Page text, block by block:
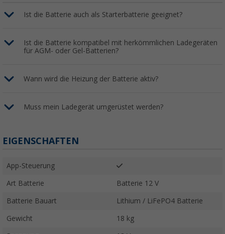
Ist die Batterie auch als Starterbatterie geeignet?
Ist die Batterie kompatibel mit herkömmlichen Ladegeräten
für AGM- oder Gel-Batterien?
Wann wird die Heizung der Batterie aktiv?
Muss mein Ladegerät umgerüstet werden?
EIGENSCHAFTEN
App-Steuerung
Art Batterie Batterie 12 V
Batterie Bauart Lithium / LiFePO4 Batterie
Gewicht 18 kg